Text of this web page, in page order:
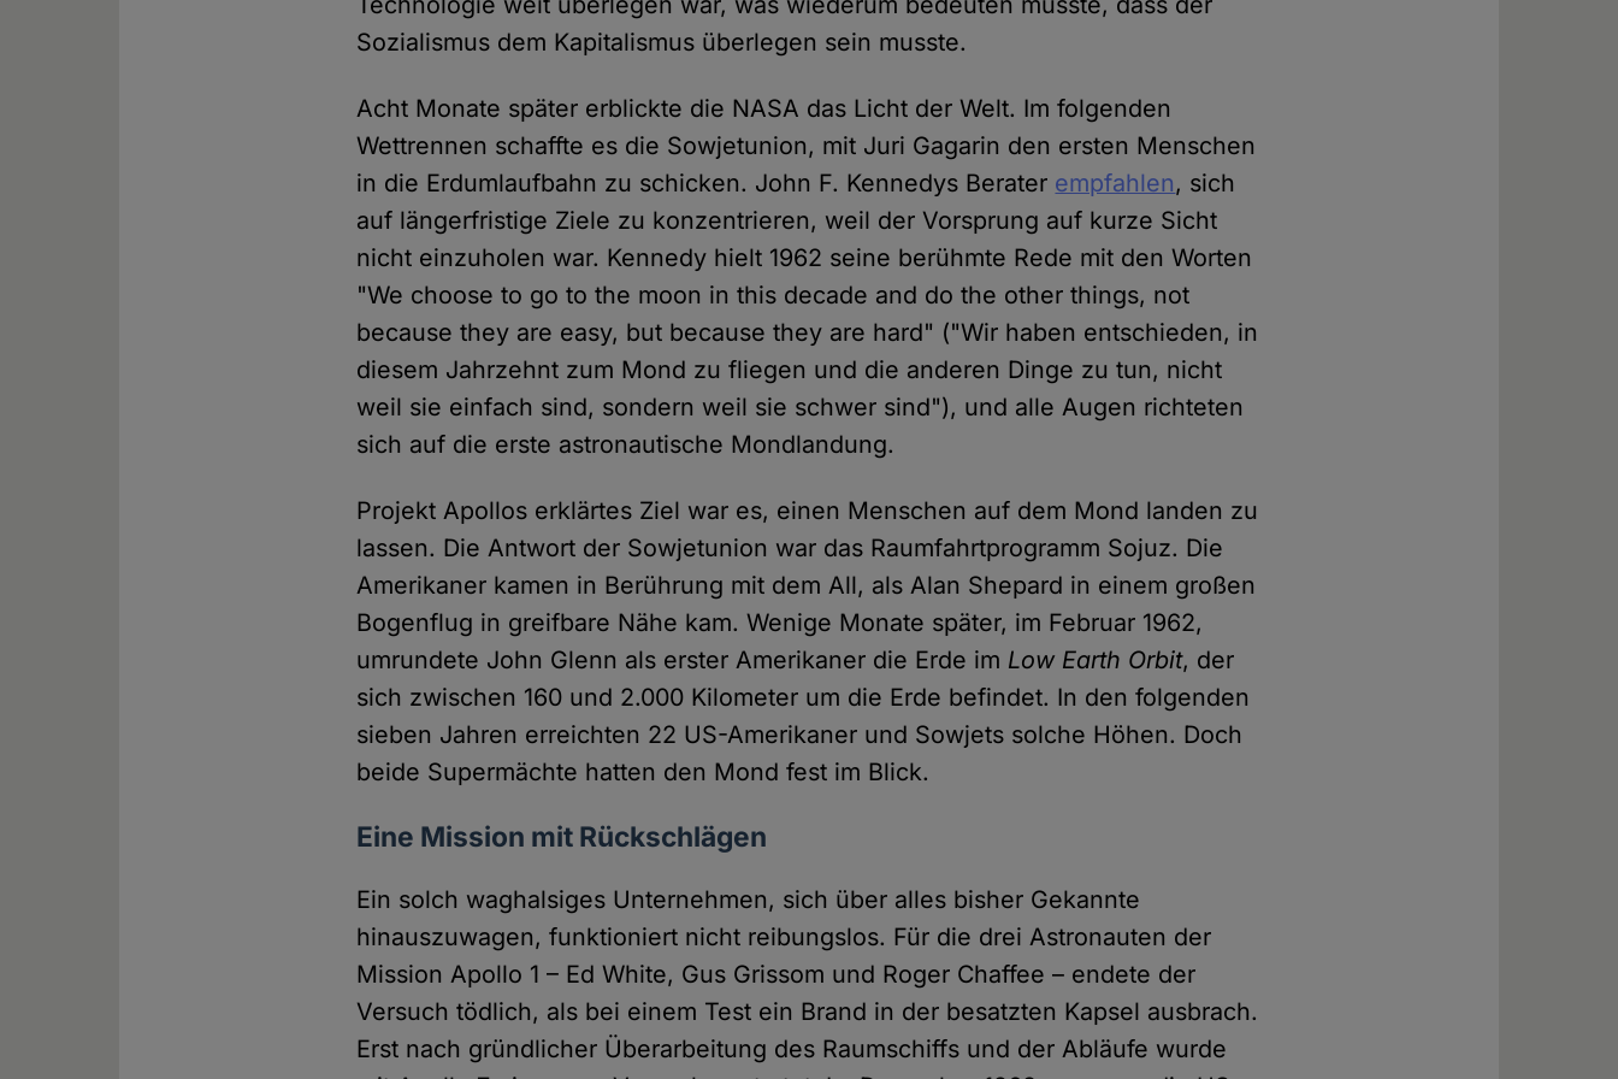
Sozialismus dem Kapitalismus überlegen sein musste.
Acht Monate später erblickte die NASA das Licht der Welt. Im folgenden
Wettrennen schaffte es die Sowjetunion, mit Juri Gagarin den ersten Menschen
in die Erdumlaufbahn zu schicken. John F. Kennedys Berater empfahlen, sich
auf längerfristige Ziele zu konzentrieren, weil der Vorsprung auf kurze Sicht
nicht einzuholen war. Kennedy hielt 1962 seine berühmte Rede mit den Worten
"We choose to go to the moon in this decade and do the other things, not
because they are easy, but because they are hard" ("Wir haben entschieden, in
diesem Jahrzehnt zum Mond zu fliegen und die anderen Dinge zu tun, nicht
weil sie einfach sind, sondern weil sie schwer sind"), und alle Augen richteten
sich auf die erste astronautische Mondlandung.
Projekt Apollos erklärtes Ziel war es, einen Menschen auf dem Mond landen zu
lassen. Die Antwort der Sowjetunion war das Raumfahrtprogramm Sojuz. Die
Amerikaner kamen in Berührung mit dem All, als Alan Shepard in einem großen
Bogenflug in greifbare Nähe kam. Wenige Monate später, im Februar 1962,
umrundete John Glenn als erster Amerikaner die Erde im Low Earth Orbit, der
sich zwischen 160 und 2.000 Kilometer um die Erde befindet. In den folgenden
sieben Jahren erreichten 22 US-Amerikaner und Sowjets solche Höhen. Doch
beide Supermächte hatten den Mond fest im Blick.
Eine Mission mit Rückschlägen
Ein solch waghalsiges Unternehmen, sich über alles bisher Gekannte
hinauszuwagen, funktioniert nicht reibungslos. Für die drei Astronauten der
Mission Apollo 1 – Ed White, Gus Grissom und Roger Chaffee – endete der
Versuch tödlich, als bei einem Test ein Brand in der besatzten Kapsel ausbrach.
Erst nach gründlicher Überarbeitung des Raumschiffs und der Abläufe wurde